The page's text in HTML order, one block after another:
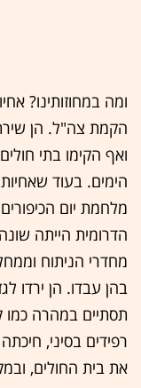
ומה במחוזותינו?
הקמת צה"ל. הן
ואף הקימו בתי
הימים. בעוד
מלחמת יום
הדרומית הייתה
מחדרי הניתוח
בהן עבדו. הן ירדו
רפידים בסיני,
את בית החולים,